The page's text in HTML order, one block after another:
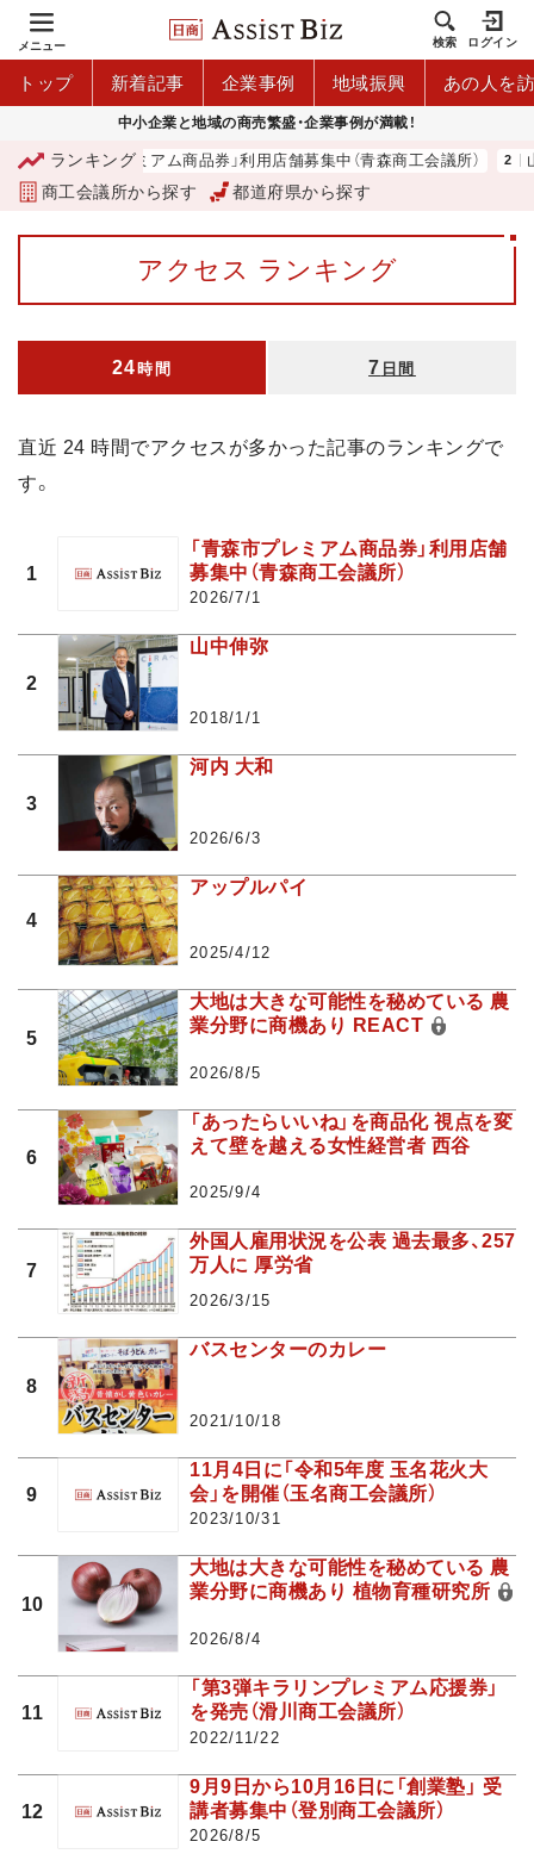
メニュー 検索 ログイン
トップ 新着記事 企業事例 地域振興 あの人を
中小企業と地域の商売繁盛・企業事例が満載！
ランキング
「青森市プレミアム商品券」利用店舗募集中（青森商工会議所） 山
商工会議所から探す 都道府県から探す
アクセス ランキング
24 時間 7 日間
直近 24 時間でアクセスが多かった記事のランキングで
す。
1
「青森市プレミアム商品券」利用店舗
募集中（青森商工会議所）
2026/7/1
2
山中伸弥
2018/1/1
3
河内 大和
2026/6/3
4
アップルパイ
2025/4/12
5
大地は大きな可能性を秘めている 農
業分野に商機あり REACT
2026/8/5
6
「あったらいいね」を商品化 視点を変
えて壁を越える女性経営者 西谷
2025/9/4
7
外国人雇用状況を公表 過去最多、257
万人に 厚労省
2026/3/15
8
バスセンターのカレー
2021/10/18
9
11月4日に「令和5年度 玉名花火大
会」を開催（玉名商工会議所）
2023/10/31
10
大地は大きな可能性を秘めている 農
業分野に商機あり 植物育種研究所
2026/8/4
11
「第3弾キラリンプレミアム応援券」
を発売（滑川商工会議所）
2022/11/22
12
9月9日から10月16日に「創業塾」 受
講者募集中（登別商工会議所）
2026/8/5